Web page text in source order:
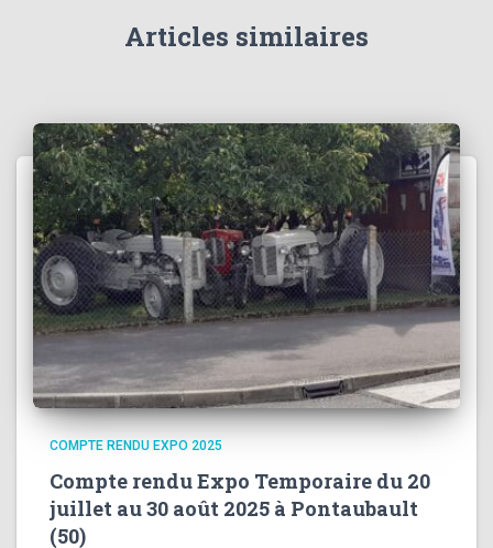
Articles similaires
COMPTE RENDU EXPO 2025
Compte rendu Expo Temporaire du 20
juillet au 30 août 2025 à Pontaubault
(50)